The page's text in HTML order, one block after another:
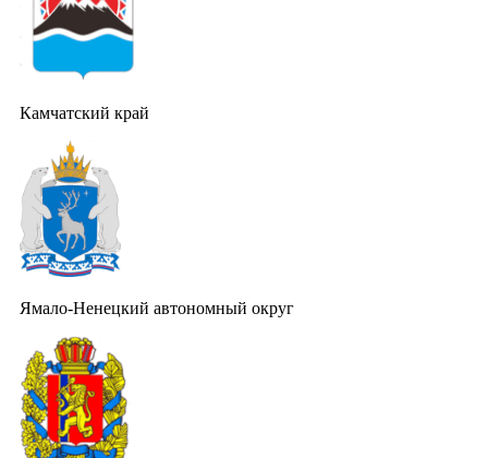
Камчатский край
Ямало-Ненецкий автономный округ